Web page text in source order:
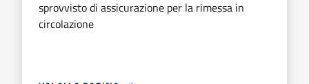
sprovvisto di assicurazione per la rimessa in
circolazione